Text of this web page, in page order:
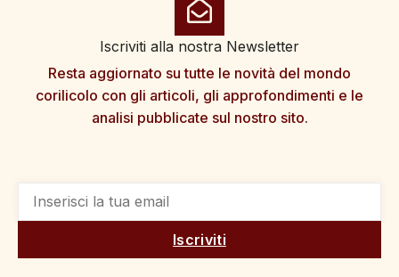
Iscriviti alla nostra Newsletter
Resta aggiornato su tutte le novità del mondo
corilicolo con gli articoli, gli approfondimenti e le
analisi pubblicate sul nostro sito.
Iscriviti